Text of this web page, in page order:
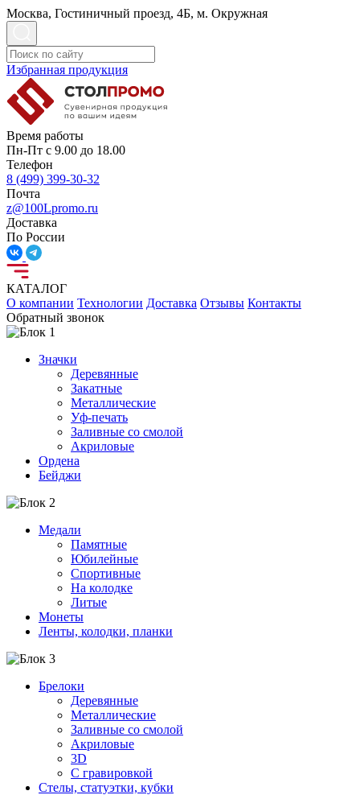
Москва, Гостиничный проезд, 4Б, м. Окружная
Избранная продукция
Время работы
Пн-Пт с 9.00 до 18.00
Телефон
8 (499) 399-30-32
Почта
z@100Lpromo.ru
Доставка
По России
КАТАЛОГ
О компании Технологии Доставка Отзывы Контакты
Обратный звонок
Значки
Деревянные
Закатные
Металлические
Уф-печать
Заливные со смолой
Акриловые
Ордена
Бейджи
Медали
Памятные
Юбилейные
Спортивные
На колодке
Литые
Монеты
Ленты, колодки, планки
Брелоки
Деревянные
Металлические
Заливные со смолой
Акриловые
3D
C гравировкой
Стелы, статуэтки, кубки